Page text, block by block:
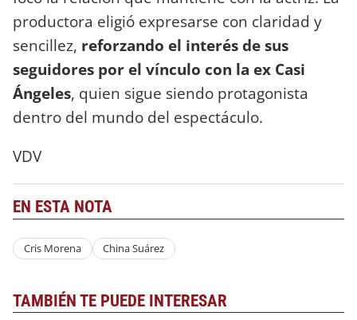
productora eligió expresarse con claridad y
sencillez, reforzando el interés de sus
seguidores por el vínculo con la ex Casi
Ángeles, quien sigue siendo protagonista
dentro del mundo del espectáculo.
VDV
EN ESTA NOTA
Cris Morena China Suárez
TAMBIÉN TE PUEDE INTERESAR